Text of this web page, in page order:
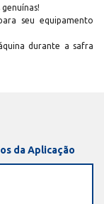
seu equipamento
durante a safra
da Aplicação